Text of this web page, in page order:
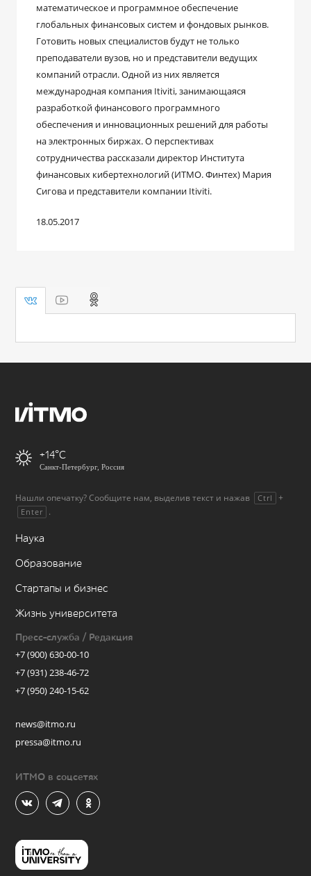
математическое и программное обеспечение
глобальных финансовых систем и фондовых рынков.
Готовить новых специалистов будут не только
преподаватели вузов, но и представители ведущих
компаний отрасли. Одной из них является
международная компания Itiviti, занимающаяся
разработкой финансового программного
обеспечения и инновационных решений для работы
на электронных биржах. О перспективах
сотрудничества рассказали директор Института
финансовых кибертехнологий (ИТМО. Финтех) Мария
Сигова и представители компании Itiviti.
18.05.2017
+14
Санкт-Петербург, Россия
Нашли опечатку? Сообщите нам, выделив текст и нажав Ctrl +
Enter .
Наука
Образование
Стартапы и бизнес
Жизнь университета
Пресс-служба / Редакция
+7 (900) 630-00-10
+7 (931) 238-46-72
+7 (950) 240-15-62
news@itmo.ru
pressa@itmo.ru
ИТМО в соцсетях